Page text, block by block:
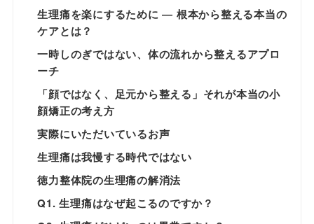
生理痛を楽にするために ― 根本から整える本当の
ケアとは？
一時しのぎではない、体の流れから整えるアプロ
ーチ
「顔ではなく、足元から整える」それが本当の小
顔矯正の考え方
実際にいただいているお声
生理痛は我慢する時代ではない
徳力整体院の生理痛の解消法
Q1. 生理痛はなぜ起こるのですか？